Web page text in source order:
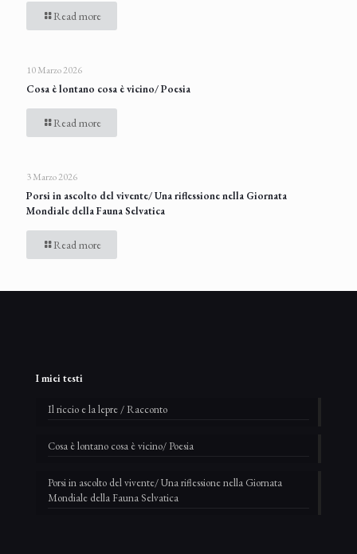
Read more
10 Marzo 2026
Cosa è lontano cosa è vicino/ Poesia
Read more
3 Marzo 2026
Porsi in ascolto del vivente/ Una riflessione nella Giornata
Mondiale della Fauna Selvatica
Read more
I miei testi
Il riccio e la lepre / Racconto
Cosa è lontano cosa è vicino/ Poesia
Porsi in ascolto del vivente/ Una riflessione nella Giornata
Mondiale della Fauna Selvatica